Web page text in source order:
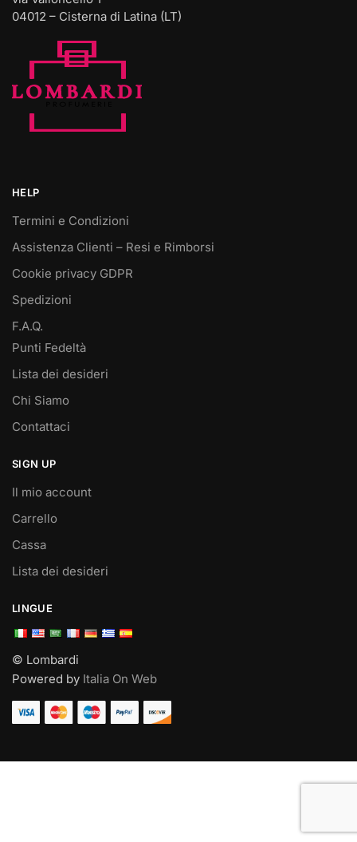
04012 – Cisterna di Latina (LT)
HELP
Termini e Condizioni
Assistenza Clienti – Resi e Rimborsi
Cookie privacy GDPR
Spedizioni
F.A.Q.
Punti Fedeltà
Lista dei desideri
Chi Siamo
Contattaci
SIGN UP
Il mio account
Carrello
Cassa
Lista dei desideri
LINGUE
© Lombardi
Powered by Italia On Web